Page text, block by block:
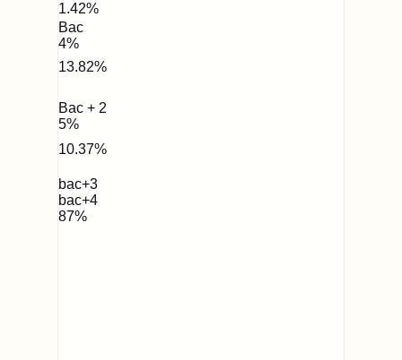
1.42%
Bac
4%
13.82%
Bac + 2
5%
10.37%
bac+3
bac+4
87%